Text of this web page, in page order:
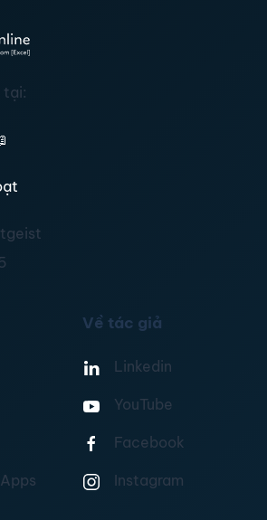
tại:
Về tác giả
Linkedin
YouTube
Facebook
Instagram